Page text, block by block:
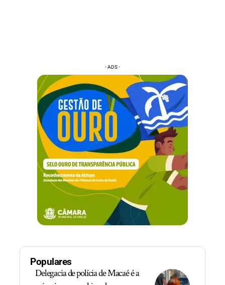
- ADS -
Populares
Delegacia de polícia de Macaé é a